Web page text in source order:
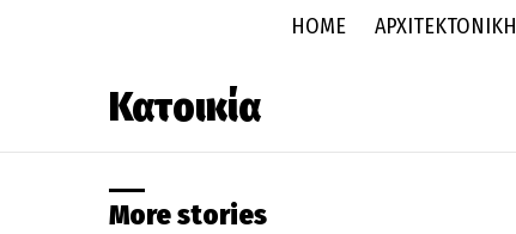
HOME ΑΡΧΙΤΕΚΤΟΝΙΚΉ
Κατοικία
More stories